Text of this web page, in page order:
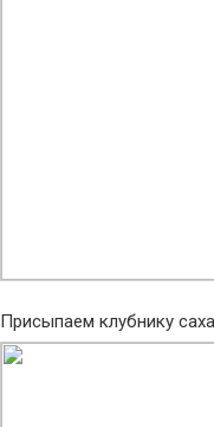
Присыпаем клубнику